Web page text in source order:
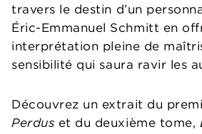
travers le destin d’un
Éric-Emmanuel Schmitt en
interprétation pleine de
sensibilité qui saura ravir les
Découvrez un extrait du
Perdus et du deuxième tome,